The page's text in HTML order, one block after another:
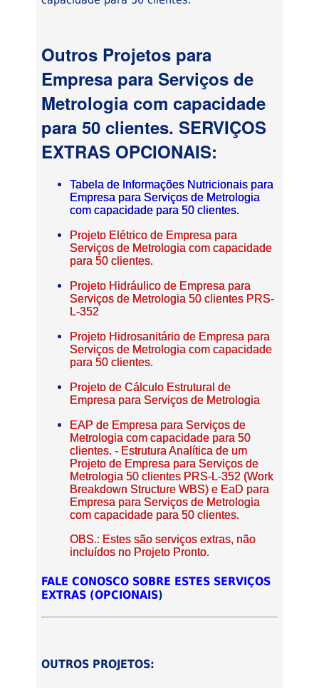
Outros Projetos para
Empresa para Serviços de
Metrologia com capacidade
para 50 clientes. SERVIÇOS
EXTRAS OPCIONAIS:
Tabela de Informações Nutricionais para
Empresa para Serviços de Metrologia
com capacidade para 50 clientes.
Projeto Elétrico de Empresa para
Serviços de Metrologia com capacidade
para 50 clientes.
Projeto Hidráulico de Empresa para
Serviços de Metrologia 50 clientes PRS-
L-352
Projeto Hidrosanitário de Empresa para
Serviços de Metrologia com capacidade
para 50 clientes.
Projeto de Cálculo Estrutural de
Empresa para Serviços de Metrologia
EAP de Empresa para Serviços de
Metrologia com capacidade para 50
clientes. - Estrutura Analítica de um
Projeto de Empresa para Serviços de
Metrologia 50 clientes PRS-L-352 (Work
Breakdown Structure WBS) e EaD para
Empresa para Serviços de Metrologia
com capacidade para 50 clientes.
OBS.: Estes são serviços extras, não
incluídos no Projeto Pronto.
FALE CONOSCO SOBRE ESTES SERVIÇOS
EXTRAS (OPCIONAIS)
OUTROS PROJETOS: